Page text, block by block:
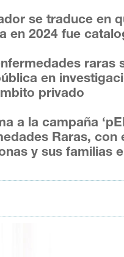
se traduce en
en 2024 fue
en
privado
a la campaña
Raras,
y sus familias